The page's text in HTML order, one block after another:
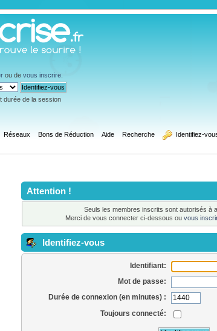
ou devous inscrire
durée de la session
Réseaux Bons de Réduction Aide Recherche Identifiez-
Attention !
Seuls les membres inscrits sont autorisés à
Merci de vous connecter ci-dessous ou vous
Identifiez-vous
Identifiant:
Mot de passe:
Durée de connexion (en minutes) :
Toujours connecté: